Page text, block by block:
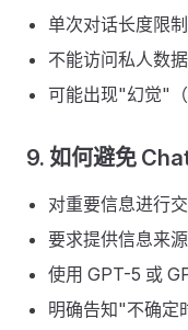
单次对话长度限制
不能访问私人数
可能出现"幻觉"（
9. 如何避免
对重要信息进行
要求提供信息来源
使用 GPT-5 或
明确告知"不确定